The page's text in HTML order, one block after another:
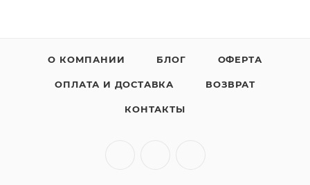
О КОМПАНИИ БЛОГ ОФЕРТА
ОПЛАТА И ДОСТАВКА ВОЗВРАТ
КОНТАКТЫ